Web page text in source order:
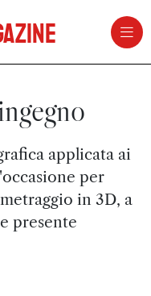
applicata ai
per
in 3D, a
presente